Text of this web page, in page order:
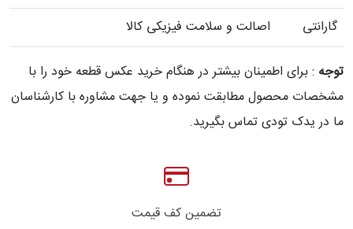
گارانتی
اصالت و سلامت فیزیکی کالا
توجه : برای اطمینان بیشتر در هنگام خرید عکس قطعه خود را با
مشخصات محصول مطابقت نموده و یا جهت مشاوره با کارشناسان
ما در یدک تودی تماس بگیرید.
تضمین کف قیمت